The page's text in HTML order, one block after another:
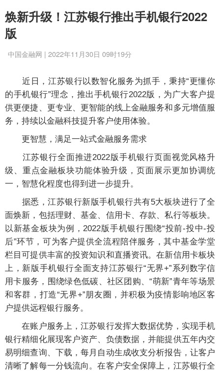
焕新升级！江苏银行推出手机银行2022
版
中国金融网 | 2022年11月30日 09时19分
近日，江苏银行以数智化服务为抓手，秉持“更懂你
的手机银行”理念，推出手机银行2022版，为广大客户提
供更便捷、更专业、更智能的线上金融服务和多元增值服
务，持续以金融科技提升客户使用体验。
更智慧，满足一站式金融服务需求
江苏银行全面推进2022版手机银行页面视觉风格升
级、重点金融板块功能体验升级，页面展示更加协调统
一，智慧化程度也得到进一步提升。
据悉，江苏银行新版手机银行共有5大板块进行了全
面焕新，包括理财、基金、信用卡、存款、私行等板块。
以新基金板块为例，2022版手机银行围绕“投前-投中-投
后”环节，可为客户提供全流程陪伴服务，其中基金学堂
栏目可提供丰富的投资知识和直播资讯。在新信用卡板块
上，新版手机银行全面支持江苏银行“无界+”系列数字信
用卡服务，围绕绿色低碳、社区团购、“萌新”青年等场景
和客群，打造“无界+”朋友圈，并积极为疫情影响地区客
户提供远程银行服务。
在账户服务上，江苏银行发挥大数据优势，实现手机
银行精细化展现客户资产、负债数据，并能提供五年内交
易明细查询、下载，每月自动生成收支分析报告，让客户
清晰了解每一分钱流向。在客户安全保障上，江苏银行全